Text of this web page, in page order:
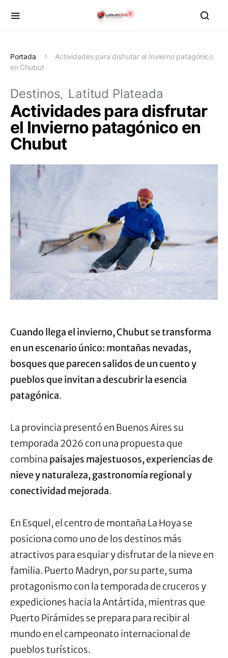
Portada
Actividades para disfrutar el Invierno patagónico
en Chubut
Destinos Latitud Plateada
Actividades para disfrutar
el Invierno patagónico en
Chubut
Cuando llega el invierno, Chubut se transforma
en un escenario único: montañas nevadas,
bosques que parecen salidos de un cuento y
pueblos que invitan a descubrir la esencia
patagónica.
La provincia presentó en Buenos Aires su
temporada 2026 con una propuesta que
combina paisajes majestuosos, experiencias de
nieve y naturaleza, gastronomía regional y
conectividad mejorada.
En Esquel, el centro de montaña La Hoya se
posiciona como uno de los destinos más
atractivos para esquiar y disfrutar de la nieve en
familia. Puerto Madryn, por su parte, suma
protagonismo con la temporada de cruceros y
expediciones hacia la Antártida, mientras que
Puerto Pirámides se prepara para recibir al
mundo en el campeonato internacional de
pueblos turísticos.